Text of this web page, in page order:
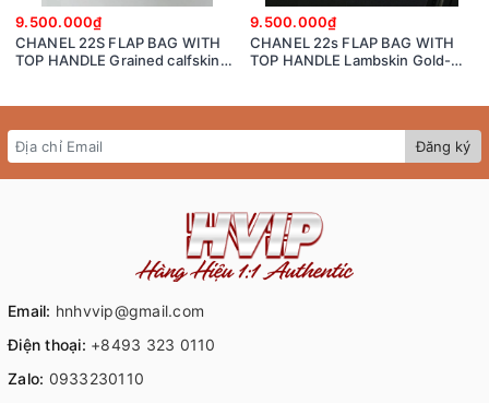
9.500.000₫
CHANEL 22S FLAP BAG WITH
TOP HANDLE Grained calfskin
9.500.000₫
CHANEL 22s FLAP BAG WITH
TOP HANDLE Lambskin Gold-
Đăng ký
Email: hnhvvip@gmail.com
Điện thoại: +8493 323 0110
Zalo: 0933230110